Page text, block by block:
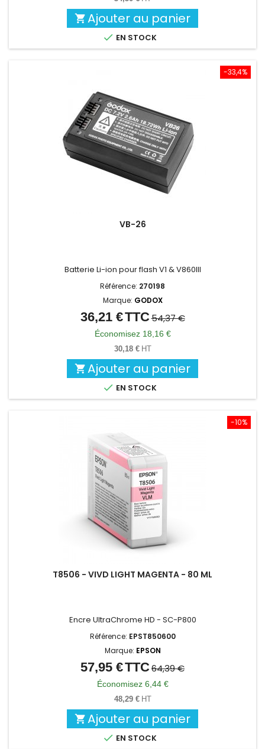
 Ajouter au panier
 EN STOCK
-33,4%
VB-26
Batterie Li-ion pour flash V1 & V860III
Référence: 270198
Marque: GODOX
Prix
Prix
de
base
36,21 €TTC54,37 €
Économisez 18,16 €
30,18 € HT
 Ajouter au panier
 EN STOCK
-10%
T8506 - VIVD LIGHT MAGENTA - 80 ML
Encre UltraChrome HD - SC-P800
Référence: EPST850600
Marque: EPSON
Prix
Prix
de
base
57,95 €TTC64,39 €
Économisez 6,44 €
48,29 € HT
 Ajouter au panier
 EN STOCK